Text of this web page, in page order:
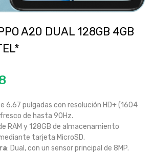
A20 DUAL 128GB 4GB
6.67 pulgadas con resolución HD+ (1604
de hasta 90Hz.
RAM y 128GB de almacenamiento
tarjeta MicroSD.
: Dual, con un sensor principal de 8MP.